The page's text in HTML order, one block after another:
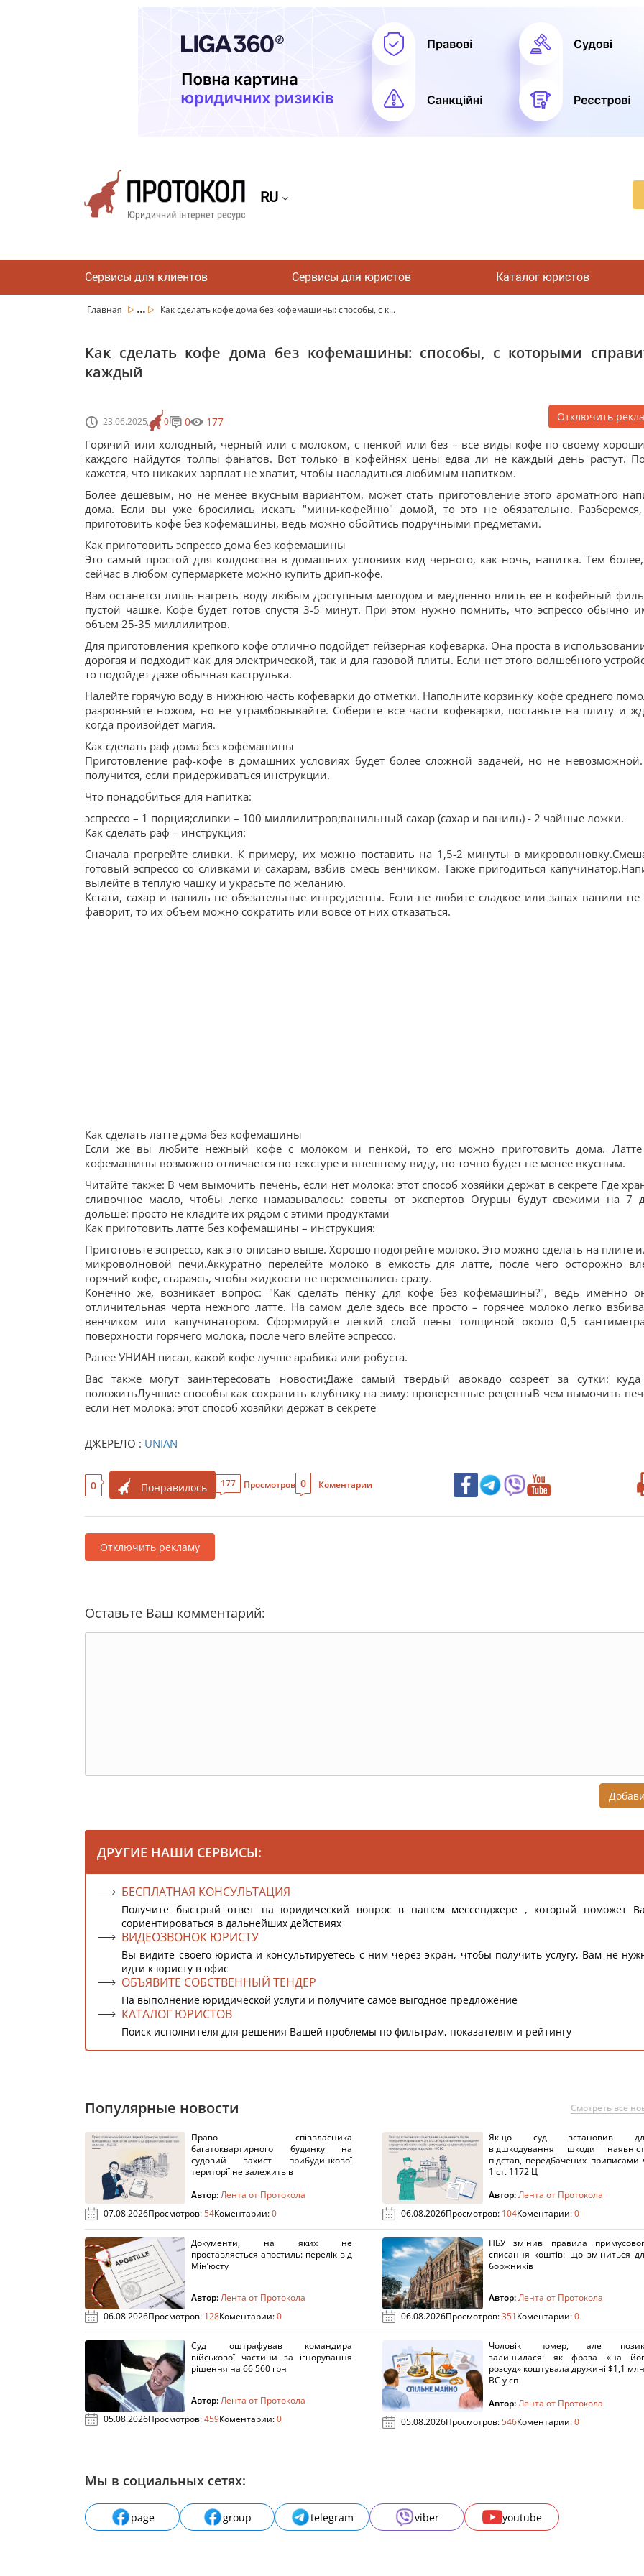
RU
Сервисы для клиентов Сервисы для юристов Каталог юристов
Главная ... Как сделать кофе дома без кофемашины: способы, с к...
Как сделать кофе дома без кофемашины: способы, с которыми
каждый
23.06.2025 0 0 177 Отключить
Горячий или холодный, черный или с молоком, с пенкой или без – все виды кофе по-своему
каждого найдутся толпы фанатов. Вот только в кофейнях цены едва ли не каждый день растут.
кажется, что никаких зарплат не хватит, чтобы насладиться любимым напитком.
Более дешевым, но не менее вкусным вариантом, может стать приготовление этого ароматного
дома. Если вы уже бросились искать "мини-кофейню" домой, то это не обязательно.
приготовить кофе без кофемашины, ведь можно обойтись подручными предметами.
Как приготовить эспрессо дома без кофемашины
Это самый простой для колдовства в домашних условиях вид черного, как ночь, напитка. Тем
сейчас в любом супермаркете можно купить дрип-кофе.
Вам останется лишь нагреть воду любым доступным методом и медленно влить ее в кофейный
пустой чашке. Кофе будет готов спустя 3-5 минут. При этом нужно помнить, что эспрессо обычно
объем 25-35 миллилитров.
Для приготовления крепкого кофе отлично подойдет гейзерная кофеварка. Она проста в
дорогая и подходит как для электрической, так и для газовой плиты. Если нет этого волшебного
то подойдет даже обычная каструлька.
Налейте горячую воду в нижнюю часть кофеварки до отметки. Наполните корзинку кофе среднего
разровняйте ножом, но не утрамбовывайте. Соберите все части кофеварки, поставьте на плиту и
когда произойдет магия.
Как сделать раф дома без кофемашины
Приготовление раф-кофе в домашних условиях будет более сложной задачей, но не
получится, если придерживаться инструкции.
Что понадобиться для напитка:
эспрессо – 1 порция;сливки – 100 миллилитров;ванильный сахар (сахар и ваниль) - 2 чайные ложки.
Как сделать раф – инструкция:
Сначала прогрейте сливки. К примеру, их можно поставить на 1,5-2 минуты в
готовый эспрессо со сливками и сахарам, взбив смесь венчиком. Также пригодиться
вылейте в теплую чашку и украсьте по желанию.
Кстати, сахар и ваниль не обязательные ингредиенты. Если не любите сладкое или запах ванили
фаворит, то их объем можно сократить или вовсе от них отказаться.
Как сделать латте дома без кофемашины
Если же вы любите нежный кофе с молоком и пенкой, то его можно приготовить дома. Латте
кофемашины возможно отличается по текстуре и внешнему виду, но точно будет не менее вкусным.
Читайте также: В чем вымочить печень, если нет молока: этот способ хозяйки держат в секрете Где
сливочное масло, чтобы легко намазывалось: советы от экспертов Огурцы будут свежими на 7
дольше: просто не кладите их рядом с этими продуктами
Как приготовить латте без кофемашины – инструкция:
Приготовьте эспрессо, как это описано выше. Хорошо подогрейте молоко. Это можно сделать на плите
микроволновой печи.Аккуратно перелейте молоко в емкость для латте, после чего осторожно
горячий кофе, стараясь, чтобы жидкости не перемешались сразу.
Конечно же, возникает вопрос: "Как сделать пенку для кофе без кофемашины?", ведь именно
отличительная черта нежного латте. На самом деле здесь все просто – горячее молоко легко
венчиком или капучинатором. Сформируйте легкий слой пены толщиной около 0,5
поверхности горячего молока, после чего влейте эспрессо.
Ранее УНИАН писал, какой кофе лучше арабика или робуста.
Вас также могут заинтересовать новости:Даже самый твердый авокадо созреет за сутки:
положитьЛучшие способы как сохранить клубнику на зиму: проверенные рецептыВ чем вымочить
если нет молока: этот способ хозяйки держат в секрете
ДЖЕРЕЛО : UNIAN
0 Понравилось 177 Просмотров 0 Коментарии
Отключить рекламу
Оставьте Ваш комментарий:
ДРУГИЕ НАШИ СЕРВИСЫ:
БЕСПЛАТНАЯ КОНСУЛЬТАЦИЯ
Получите быстрый ответ на юридический вопрос в нашем мессенджере , который поможет
сориентироваться в дальнейших действиях
ВИДЕОЗВОНОК ЮРИСТУ
Вы видите своего юриста и консультируетесь с ним через экран, чтобы получить услугу, Вам не
идти к юристу в офис
ОБЪЯВИТЕ СОБСТВЕННЫЙ ТЕНДЕР
На выполнение юридической услуги и получите самое выгодное предложение
КАТАЛОГ ЮРИСТОВ
Поиск исполнителя для решения Вашей проблемы по фильтрам, показателям и рейтингу
Популярные новости Смотреть все
Право співвласника
багатоквартирного будинку на
судовий захист прибудинкової
території не залежить в
Автор:Лента от Протокола
07.08.2026Просмотров:54Коментарии:0
Якщо суд встановив
відшкодування шкоди
підстав, передбачених приписами
1 ст. 1172 Ц
Автор:Лента от Протокола
06.08.2026Просмотров: 104Коментарии:0
Документи, на яких не
проставляється апостиль: перелік від
Мін’юсту
Автор:Лента от Протокола
06.08.2026Просмотров: 128Коментарии:0
НБУ змінив правила
списання коштів: що зміниться
боржників
Автор:Лента от Протокола
06.08.2026Просмотров:351Коментарии:0
Суд оштрафував командира
військової частини за ігнорування
рішення на 66 560 грн
Автор:Лента от Протокола
05.08.2026Просмотров:459Коментарии:0
Чоловік помер, але
залишилася: як фраза «на
розсуд» коштувала дружині $1,1
ВС у сп
Автор:Лента от Протокола
05.08.2026Просмотров:546Коментарии:0
Мы в социальных сетях:
page group telegram viber youtube